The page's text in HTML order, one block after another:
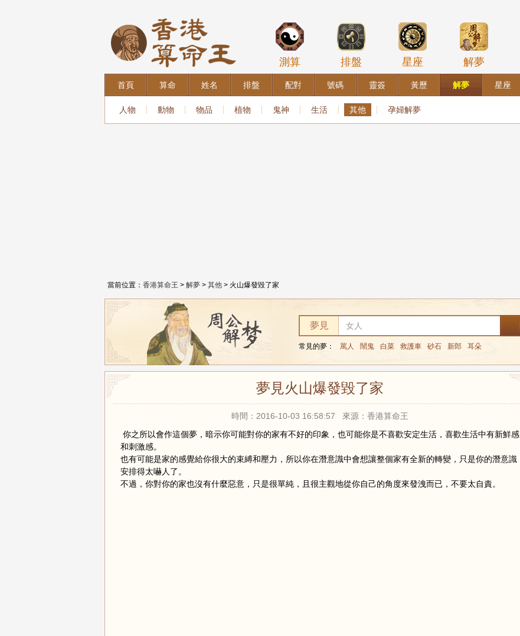
測算 排盤 星座 解夢
首頁 算命 姓名 排盤 配對 號碼 靈簽 黃歷 解夢 星座
人物 動物 物品 植物 鬼神 生活 其他 孕婦解夢
當前位置： 香港算命王 > 解夢 > 其他 > 火山爆發毀了家
夢見
常見的夢： 罵人 鬧鬼 白菜 救護車 砂石 新郎 耳朵
夢見火山爆發毀了家
時間：2016-10-03 16:58:57 來源：香港算命王
你之所以會作這個夢，暗示你可能對你的家有不好的印象，也可能你是不喜歡安定生活，喜歡生活中有新鮮感
和刺激感。
也有可能是家的感覺給你很大的束縛和壓力，所以你在潛意識中會想讓整個家有全新的轉變，只是你的潛意識
安排得太嚇人了。
不過，你對你的家也沒有什麼惡意，只是很單純，且很主觀地從你自己的角度來發洩而已，不要太自責。